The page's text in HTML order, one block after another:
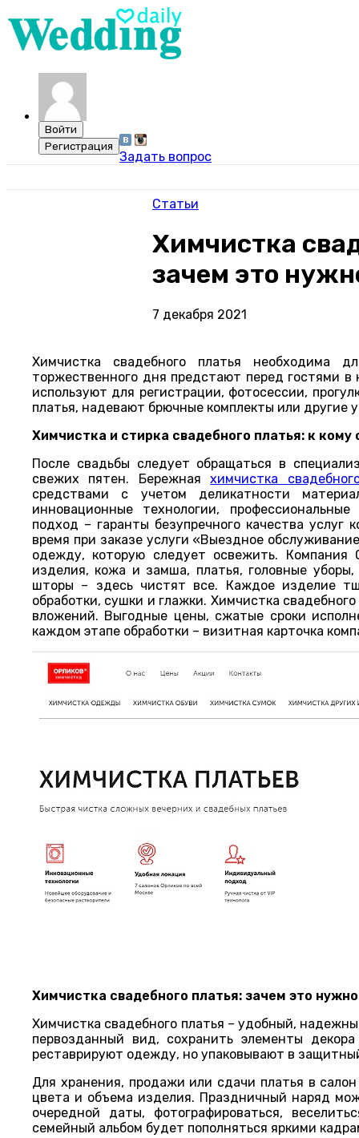
Задать вопрос
Статьи
Химчистка
зачем это
7 декабря 2021
Химчистка свадебного платья
торжественного дня предстают перед гостями в
используют для регистрации, фотосессии,
платья, надевают брючные комплекты или другие
Химчистка и стирка свадебного платья: к кому
После свадьбы следует обращаться в
свежих пятен. Бережнаяхимчистка
средствами с учетом деликатности
инновационные технологии,
подход – гаранты безупречного качества
время при заказе услуги «Выездное
одежду, которую следует освежить. Компания
изделия, кожа и замша, платья, головные
шторы – здесь чистят все. Каждое изделие
обработки, сушки и глажки. Химчистка
вложений. Выгодные цены, сжатые сроки
каждом этапе обработки – визитная карточка
Химчистка свадебного платья: зачем это
Химчистка свадебного платья – удобный,
первозданный вид, сохранить элементы
реставрируют одежду, но упаковывают в
Для хранения, продажи или сдачи платья в
цвета и объема изделия. Праздничный наряд
очередной даты, фотографироваться,
семейный альбом будет пополняться яркими